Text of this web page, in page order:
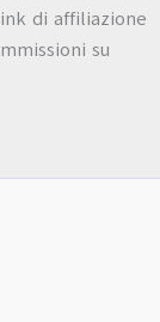
di affiliazione
su